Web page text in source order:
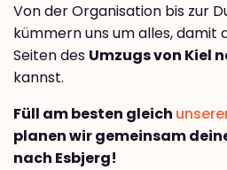
Von der Organisation bis zur
kümmern uns um alles, damit
Seiten des Umzugs von Kiel
kannst.
Füll am besten gleich
planen wir gemeinsam
nach Esbjerg!